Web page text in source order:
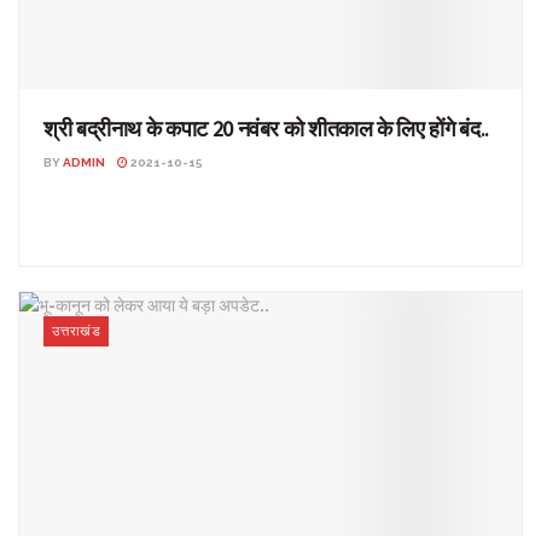
श्री बद्रीनाथ के कपाट 20 नवंबर को शीतकाल के लिए होंगे बंद..
BYADMIN 2021-10-15
उत्तराखंड